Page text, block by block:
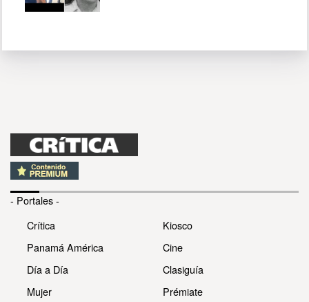
- Portales -
Crítica
Panamá América
Día a Día
Mujer
Kiosco
Cine
Clasiguía
Prémiate